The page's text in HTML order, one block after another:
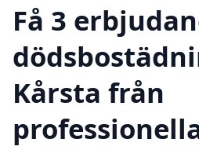
Få 3
Kårsta från